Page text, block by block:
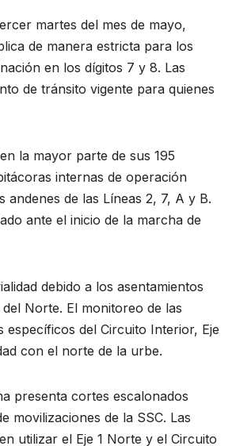
martes del mes de mayo,
de manera estricta para los
en los dígitos 7 y 8. Las
de tránsito vigente para quienes
la mayor parte de sus 195
internas de operación
de las Líneas 2, 7, A y B.
ante el inicio de la marcha de
debido a los asentamientos
Norte. El monitoreo de las
del Circuito Interior, Eje
con el norte de la urbe.
presenta cortes escalonados
movilizaciones de la SSC. Las
utilizar el Eje 1 Norte y el Circuito